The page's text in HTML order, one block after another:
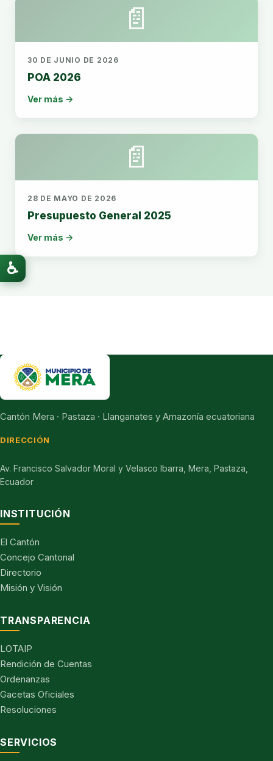
📄
30 DE JUNIO DE 2026
POA 2026
Ver más →
📄
28 DE MAYO DE 2026
Presupuesto General 2025
Ver más →
Cantón Mera · Pastaza · Llanganates y Amazonía ecuatoriana
DIRECCIÓN
Av. Francisco Salvador Moral y Velasco Ibarra, Mera, Pastaza,
Ecuador
INSTITUCIÓN
El Cantón
Concejo Cantonal
Directorio
Misión y Visión
TRANSPARENCIA
LOTAIP
Rendición de Cuentas
Ordenanzas
Gacetas Oficiales
Resoluciones
SERVICIOS
♿